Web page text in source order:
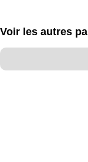
Voir les autres